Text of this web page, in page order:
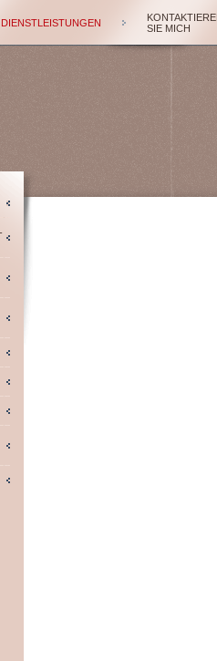
DIENSTLEISTUNGEN
SIE MICH